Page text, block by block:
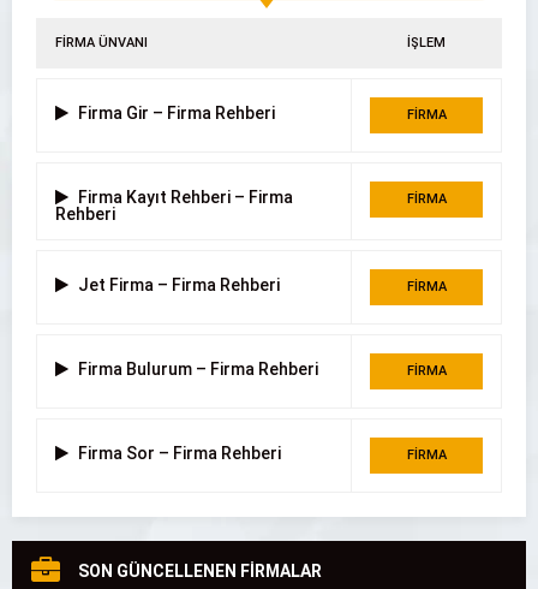
Hastaş Beton Parke ve Boru Fabrikası
FİRMA ÜNVANI İŞLEM
Firma Gir – Firma Rehberi FİRMA
Firma Kayıt Rehberi – Firma
Rehberi
FİRMA
Jet Firma – Firma Rehberi FİRMA
Firma Bulurum – Firma Rehberi FİRMA
Firma Sor – Firma Rehberi FİRMA
SON GÜNCELLENEN FİRMALAR